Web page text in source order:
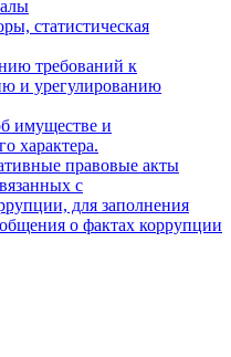
статистическая
требований к
и урегулированию
имуществе и
характера.
правовые акты
с
для заполнения
о фактах коррупции